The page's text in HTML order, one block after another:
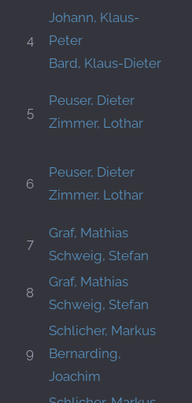
4
Johann, Klaus-
Peter
Bard, Klaus-Dieter
5
Peuser, Dieter
Zimmer, Lothar
6
Peuser, Dieter
Zimmer, Lothar
7
Graf, Mathias
Schweig, Stefan
8
Graf, Mathias
Schweig, Stefan
9
Schlicher, Markus
Bernarding,
Joachim